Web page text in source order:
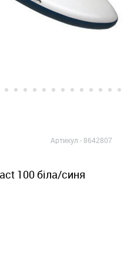
Артикул -8642807
100 біла/синя